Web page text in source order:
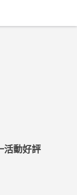
活動好評